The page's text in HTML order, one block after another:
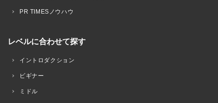
PR TIMESノウハウ
レベルに合わせて探す
イントロダクション
ビギナー
ミドル